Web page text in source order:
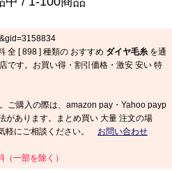
全 [898 ] 種類の おすすめ ダイヤ毛糸 を通
です。お買い得・割引価格・激安 安い 特
ご購入の際は、amazon pay・Yahoo payp
があります。まとめ買い 大量 注文の場
軽にご相談ください。 お問い合わせ
一部を除く）